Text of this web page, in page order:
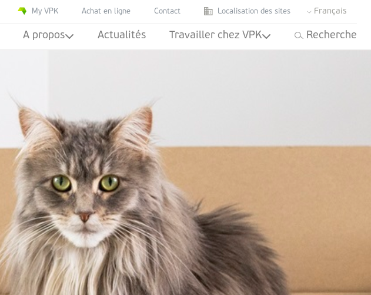
My VPK Achat en ligne Contact Localisation des sites Français
A propos Actualités Travailler chez VPK Recherche